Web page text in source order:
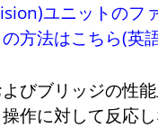
ユニットのフ
方法はこちら(英
びブリッジの性
作に対して反応